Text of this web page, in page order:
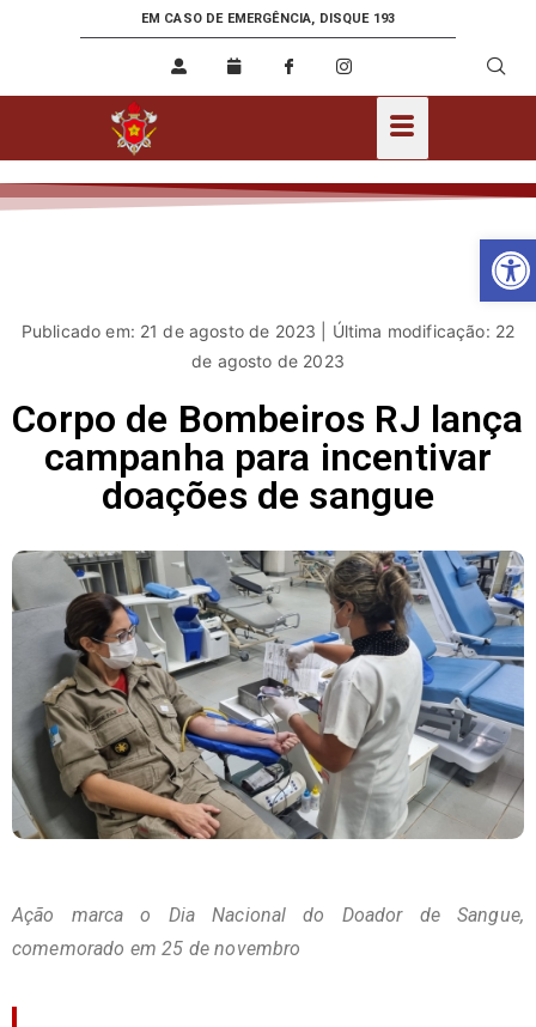
EM CASO DE EMERGÊNCIA, DISQUE 193
Publicado em: 21 de agosto de 2023 | Última modificação: 22
de agosto de 2023
Corpo de Bombeiros RJ lança
campanha para incentivar
doações de sangue
Ação marca o Dia Nacional do Doador de Sangue,
comemorado em 25 de novembro